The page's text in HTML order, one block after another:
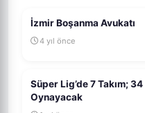
İzmir Boşanma Avukatı
4 yıl önce
Süper Lig’de 7 Takım;
Oynayacak